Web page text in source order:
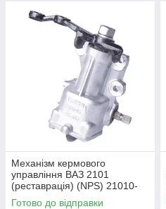
Механiзм кермового
управлiння ВАЗ 2101
(реставрацiя) (NPS) 21010-
3400010
Готово до відправки